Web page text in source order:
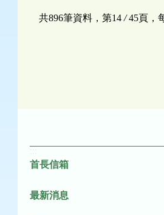
共896筆資料，第14 /45頁，
首長信箱
最新消息